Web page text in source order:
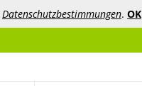
Datenschutzbestimmungen. OK